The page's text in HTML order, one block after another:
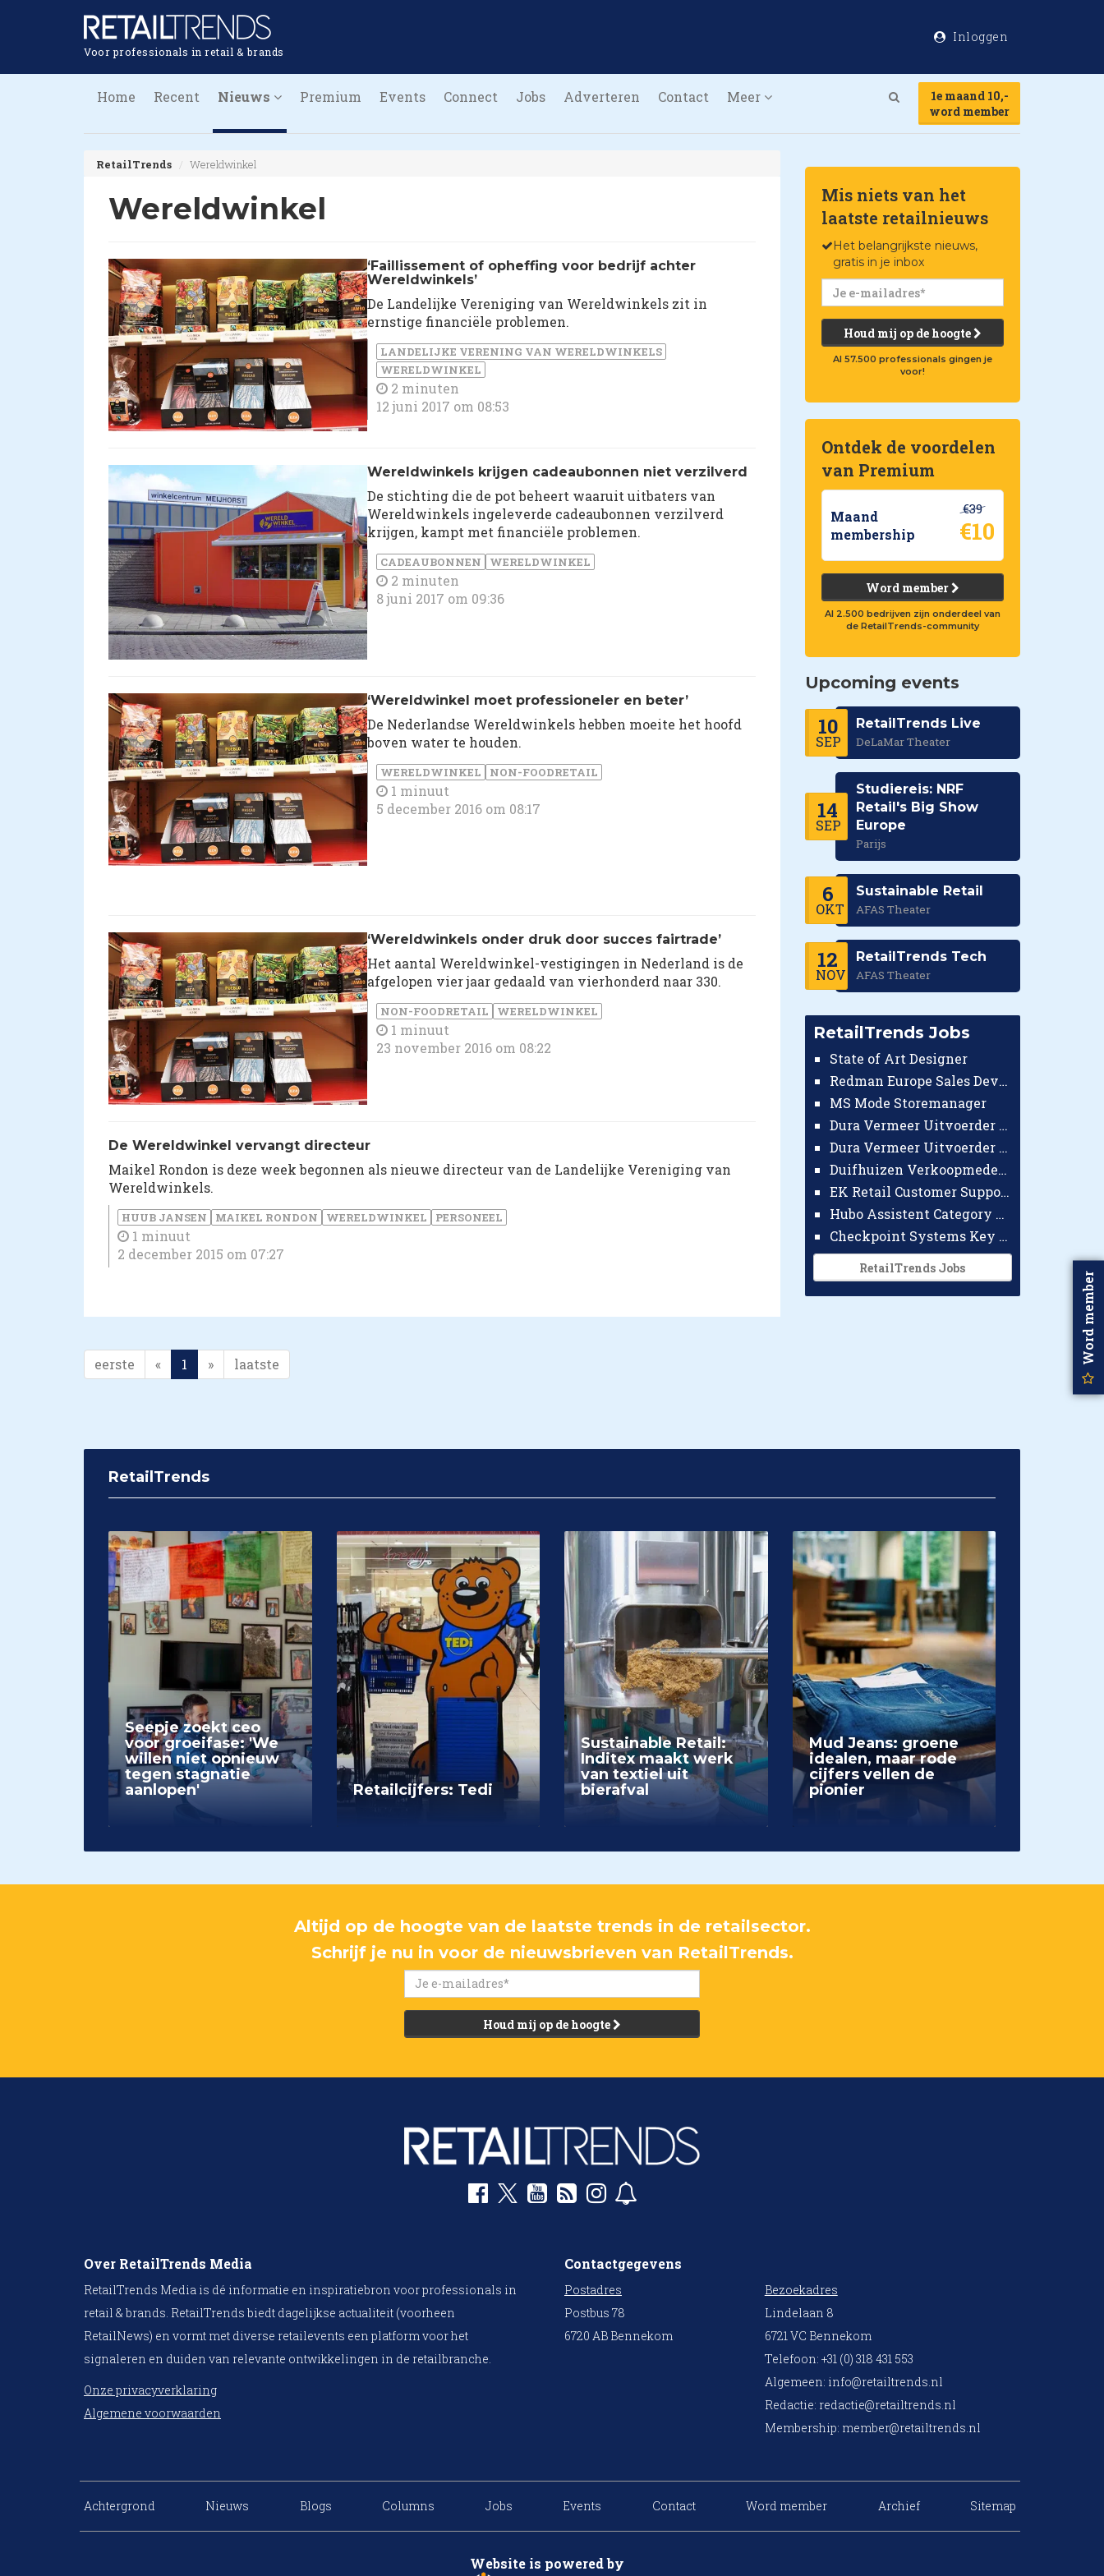
Voor professionals in retail & brands
Inloggen
Home Recent Nieuws Premium Events Connect Jobs Adverteren Contact Meer
1e maand 10,-
word member
RetailTrends Wereldwinkel
Wereldwinkel
‘Faillissement of opheffing voor bedrijf achter
Wereldwinkels’
De Landelijke Vereniging van Wereldwinkels zit in
ernstige financiële problemen.
LANDELIJKE VERENING VAN WERELDWINKELS
WERELDWINKEL
2 minuten
12 juni 2017 om 08:53
Wereldwinkels krijgen cadeaubonnen niet verzilverd
De stichting die de pot beheert waaruit uitbaters van
Wereldwinkels ingeleverde cadeaubonnen verzilverd
krijgen, kampt met financiële problemen.
CADEAUBONNEN WERELDWINKEL
2 minuten
8 juni 2017 om 09:36
​‘Wereldwinkel moet professioneler en beter’
De Nederlandse Wereldwinkels hebben moeite het hoofd
boven water te houden.
WERELDWINKEL NON-FOODRETAIL
1 minuut
5 december 2016 om 08:17
‘Wereldwinkels onder druk door succes fairtrade’
Het aantal Wereldwinkel-vestigingen in Nederland is de
afgelopen vier jaar gedaald van vierhonderd naar 330.
NON-FOODRETAIL WERELDWINKEL
1 minuut
23 november 2016 om 08:22
De Wereldwinkel vervangt directeur
Maikel Rondon is deze week begonnen als nieuwe directeur van de Landelijke Vereniging van
Wereldwinkels.
HUUB JANSEN MAIKEL RONDON WERELDWINKEL PERSONEEL
1 minuut
2 december 2015 om 07:27
eerste « 1 » laatste
Mis niets van het
laatste retailnieuws
Het belangrijkste nieuws,
gratis in je inbox
Houd mij op de hoogte
Al 57.500 professionals gingen je
voor!
Ontdek de voordelen
van Premium
Maand
membership
€39
€10
Word member
Al 2.500 bedrijven zijn onderdeel van
de RetailTrends-community
Upcoming events
10
SEP
RetailTrends Live
DeLaMar Theater
14
SEP
Studiereis: NRF
Retail's Big Show
Europe
Parijs
6
OKT
Sustainable Retail
AFAS Theater
12
NOV
RetailTrends Tech
AFAS Theater
RetailTrends Jobs
State of Art Designer
Redman Europe Sales Developer (Europe)
MS Mode Storemanager
Dura Vermeer Uitvoerder GWW Amsterdam
Dura Vermeer Uitvoerder Civiel Nijmegen
Duifhuizen Verkoopmedewerker Ridderkerk
EK Retail Customer Support Omnichannel
Hubo Assistent Category Manager
Checkpoint Systems Key Accountmanager Benelux
RetailTrends Jobs
RetailTrends
Seepje zoekt ceo
voor groeifase: 'We
willen niet opnieuw
tegen stagnatie
aanlopen'
Retailcijfers: Tedi
Sustainable Retail:
Inditex maakt werk
van textiel uit
bierafval
Mud Jeans: groene
idealen, maar rode
cijfers vellen de
pionier
Altijd op de hoogte van de laatste trends in de retailsector.
Schrijf je nu in voor de nieuwsbrieven van RetailTrends.
Houd mij op de hoogte
Over RetailTrends Media
RetailTrends Media is dé informatie en inspiratiebron voor professionals in
retail & brands. RetailTrends biedt dagelijkse actualiteit (voorheen
RetailNews) en vormt met diverse retailevents een platform voor het
signaleren en duiden van relevante ontwikkelingen in de retailbranche.
Onze privacyverklaring
Algemene voorwaarden
Contactgegevens
Postadres
Postbus 78
6720 AB Bennekom
Bezoekadres
Lindelaan 8
6721 VC Bennekom
Telefoon: +31 (0) 318 431 553
Algemeen: info@retailtrends.nl
Redactie: redactie@retailtrends.nl
Membership: member@retailtrends.nl
Achtergrond Nieuws Blogs Columns Jobs Events Contact Word member Archief Sitemap
Website is powered by
Word member